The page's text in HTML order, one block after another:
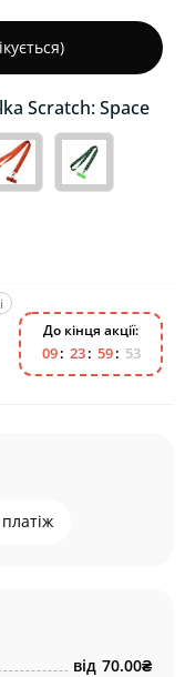
Scratch: Space
i
До кінця акції:
09 23 59 53
від 70.00₴